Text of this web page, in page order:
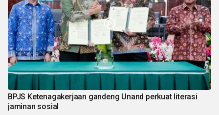
BPJS Ketenagakerjaan gandeng Unand perkuat literasi
jaminan sosial